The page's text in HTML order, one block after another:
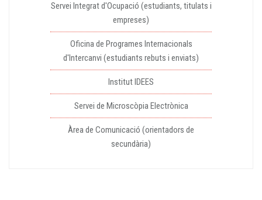
Servei Integrat d'Ocupació (estudiants, titulats i
empreses)
Oficina de Programes Internacionals
d'Intercanvi (estudiants rebuts i enviats)
Institut IDEES
Servei de Microscòpia Electrònica
Àrea de Comunicació (orientadors de
secundària)